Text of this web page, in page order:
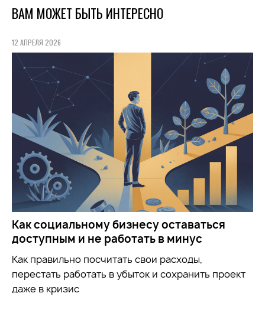
ВАМ МОЖЕТ БЫТЬ ИНТЕРЕСНО
12 АПРЕЛЯ 2026
Как социальному бизнесу оставаться
доступным и не работать в минус
Как правильно посчитать свои расходы,
перестать работать в убыток и сохранить проект
даже в кризис